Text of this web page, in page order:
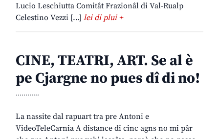
Lucio Leschiutta Comitât Frazionâl di Val-Rualp
Celestino Vezzi […] lei di plui +
CINE, TEATRI, ART. Se al è
pe Cjargne no pues dî di no!
............
La nassite dal rapuart tra pre Antoni e
VideoTeleCarnia A distance di cinc agns no mi pâr